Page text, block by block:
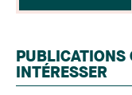
issues du
par un jury
chevronnés en
l'ensemble du
PUBLICATIONS
INTÉRESSER